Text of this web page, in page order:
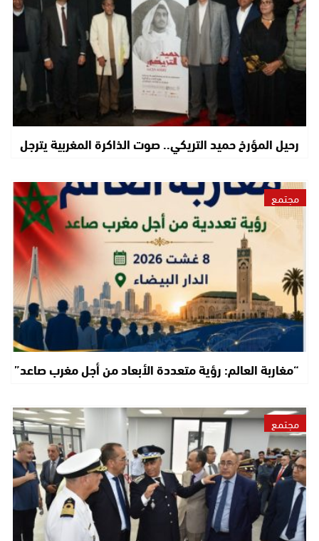
رحيل المؤرخ حميد التريكي.. صوت الذاكرة المغربية يترجل
مجتمع
“مغاربة العالم: رؤية متعددة الأبعاد من أجل مغرب صاعد”
مجتمع